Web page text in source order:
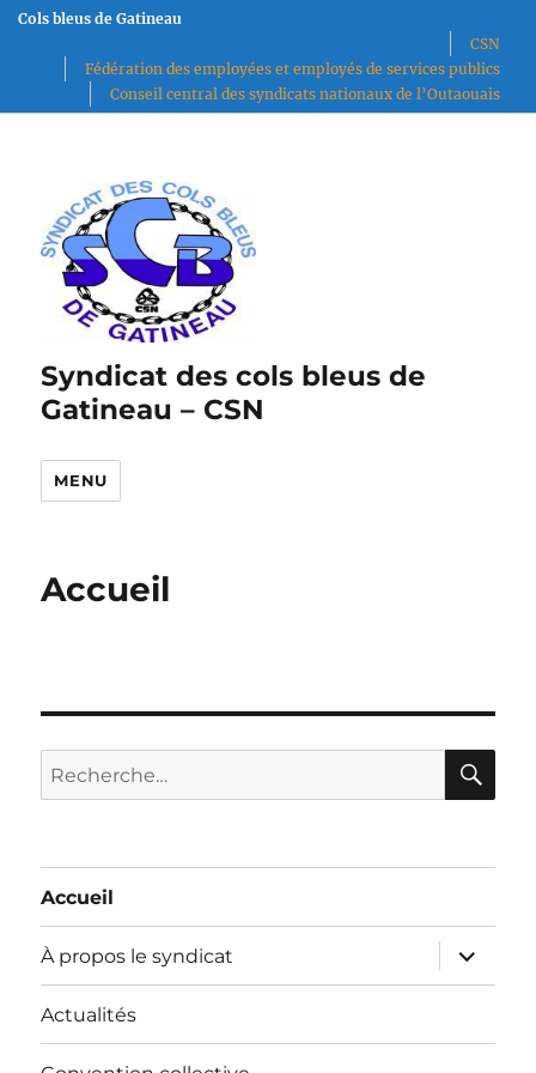
Cols bleus de Gatineau
CSN
Fédération des employées et employés de services publics
Conseil central des syndicats nationaux de l’Outaouais
Syndicat des cols bleus de
Gatineau – CSN
MENU
Accueil
Recherche
pour :
Accueil
À propos le syndicat
ouvrir
le
sous-
Actualités